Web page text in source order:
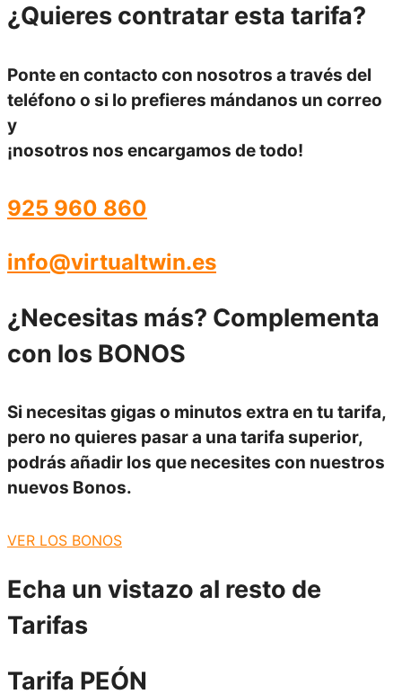
¿Quieres contratar esta tarifa?
Ponte en contacto con nosotros a través del
teléfono o si lo prefieres mándanos un correo
y
¡nosotros nos encargamos de todo!
925 960 860
info@virtualtwin.es
¿Necesitas más? Complementa
con los BONOS
Si necesitas gigas o minutos extra en tu tarifa,
pero no quieres pasar a una tarifa superior,
podrás añadir los que necesites con nuestros
nuevos Bonos.
VER LOS BONOS
Echa un vistazo al resto de
Tarifas
Tarifa PEÓN